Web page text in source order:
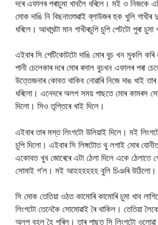
দৰে এফালৰ পৰাচুমা খাবলৈ ধৰিলে। মই ও নিজকে
মোক দাঙি নি বিছনাতশুৱাই ব্লাউজৰ হুক খুলি গাখীৰ
ধৰিলে। আধাঘন্টা মান গাখীৰচুপি চুপি পেটটো পুৰা চুমা
এইবাৰ সি পেটিকোটটো দাঙি মোৰ বুচ খন মুকলি
পানী চেলেকাৰ দৰে মোৰ ৰসাল বুচখন এফালৰ পৰা
উত্তেজনাৰ কোবত থাকিব নোৱাৰি নিজে দাঙ খাই
ধৰিলো। এনেদৰে অলপ সময় পাছতে মোৰ কামৰস
দিলো। সিও তৃপ্তিৰে খাই দিলে।
এইবাৰ তাৰ মস্ত লিংগটো উলিয়াই দিলে। মই
চুপি দিলো। এইবাৰ সি লিঙ্গটোত থু লগাই মোৰ
একোবত খুব জোৰেৰে এটা ঠেলা দিলে একে ঠেলাতে
সোমাই গ’ল। মই আহহহহহহ বুলি চিঞৰি উঠিলো।
সি মোক তেতিয়া ওঠত কামোৰি কামোৰি চুমা খাব
লিংগটো তেনেকৈ সোমোৱাই ৰৈ থাকিল। তেতিয়া
অলপ বহল হৈ পৰিল। তাৰ পাছত সি লিংগটো ওলোৱা